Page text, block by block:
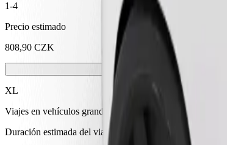
1-4
Precio estimado
808,90 CZK
XL
Viajes en vehículos grandes con capacidad para 6 personas
Duración estimada del viaje